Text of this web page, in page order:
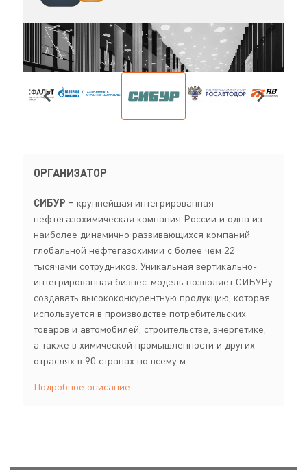
ОРГАНИЗАТОР
СИБУР ‒ крупнейшая интегрированная
нефтегазохимическая компания России и одна из
наиболее динамично развивающихся компаний
глобальной нефтегазохимии с более чем 22
тысячами сотрудников. Уникальная вертикально-
интегрированная бизнес-модель позволяет СИБУРу
создавать высококонкурентную продукцию, которая
используется в производстве потребительских
товаров и автомобилей, строительстве, энергетике,
а также в химической промышленности и других
отраслях в 90 странах по всему м...
Подробное описание